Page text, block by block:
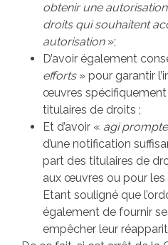
obtenir une
droits qui souhaitent
autorisation »;
D’avoir également
efforts » pour garantir
œuvres spécifiquement
titulaires de droits ;
Et d’avoir « agi
d’une notification
part des titulaires de
aux œuvres ou pour les
Etant souligné que
également de fournir
empêcher leur